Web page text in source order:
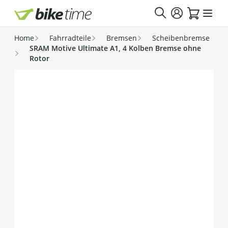
Direkt zum Inhalt
Home Fahrradteile Bremsen
Scheibenbremse
SRAM Motive Ultimate A1, 4 Kolben Bremse ohne
Rotor